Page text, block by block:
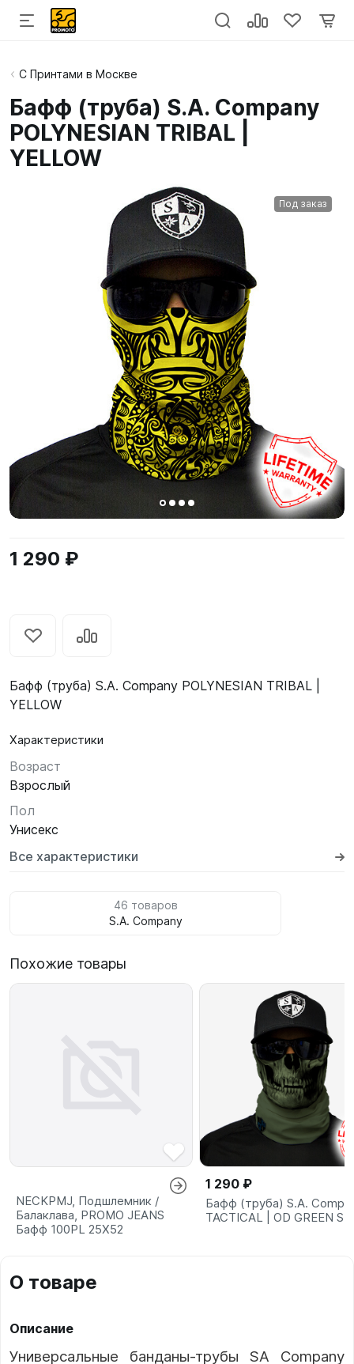
С Принтами в Москве
Бафф (труба) S.A. Company
POLYNESIAN TRIBAL |
YELLOW
Под заказ
1 290 ₽
Бафф (труба) S.A. Company POLYNESIAN TRIBAL |
YELLOW
Характеристики
Возраст
Взрослый
Пол
Унисекс
Все характеристики
46 товаров
S.A. Company
Похожие товары
NECKPMJ, Подшлемник /
Балаклава, PROMO JEANS
Бафф 100PL 25X52
1 290 ₽
Бафф (труба) S.A.
TACTICAL | OD GREEN
О товаре
Описание
Универсальные банданы-трубы SA Company